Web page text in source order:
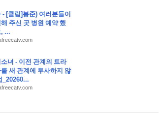
- [클립]봉준) 여러분들이
주신 곳 병원 예약 했
...
녀 - 이전 관계의 트라
새 관계에 투사하지 않
_20260...